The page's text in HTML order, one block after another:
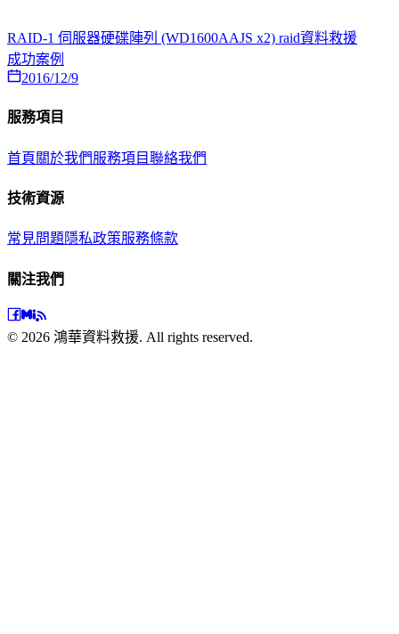
RAID-1 伺服器硬碟陣列 (WD1600AAJS x2) raid資料救援
成功案例
2016/12/9
服務項目
首頁 關於我們服務項目聯絡我們
技術資源
常見問題隱私政策服務條款
關注我們
© 2026 鴻華資料救援. All rights reserved.